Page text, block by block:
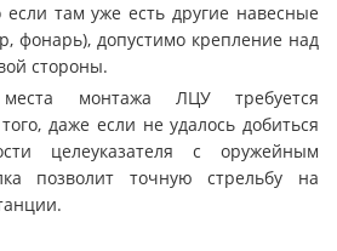
там уже есть другие навесные
фонарь), допустимо крепление над
стороны.
монтажа ЛЦУ требуется
даже если не удалось добиться
целеуказателя с оружейным
позволит точную стрельбу на